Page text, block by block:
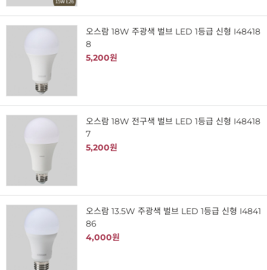
오스람 18W 주광색 벌브 LED 1등급 신형 I48418
8
5,200원
오스람 18W 전구색 벌브 LED 1등급 신형 I48418
7
5,200원
오스람 13.5W 주광색 벌브 LED 1등급 신형 I4841
86
4,000원